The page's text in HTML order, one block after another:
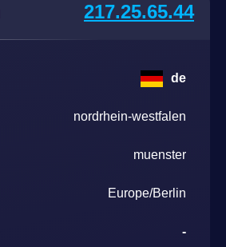
217.25.65.44
de
nordrhein-westfalen
muenster
Europe/Berlin
-